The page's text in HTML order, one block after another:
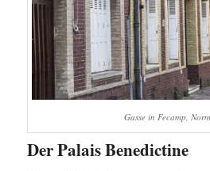
Gasse in Fecamp,
Der Palais Benedictine